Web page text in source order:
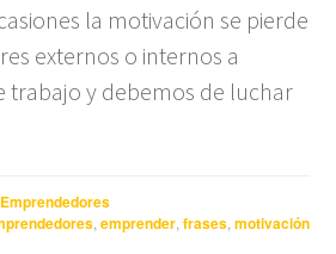
la motivación se pierde
externos o internos a
trabajo y debemos de luchar
Emprendedores
, emprender, frases, motivación